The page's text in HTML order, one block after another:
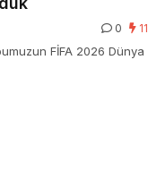
0 11
FİFA 2026 Dünya